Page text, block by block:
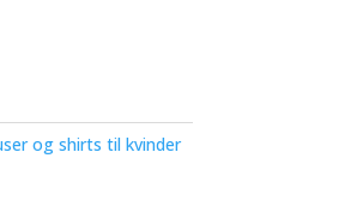
og shirts til kvinder